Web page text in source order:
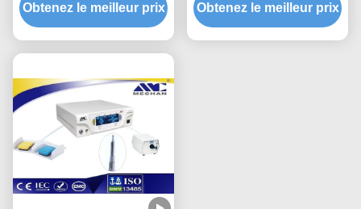
plasma commun avec le
rendement élevé
Obtenez le meilleur prix
pour la médecine de
sports/Arthroscopy
Obtenez le meilleur prix